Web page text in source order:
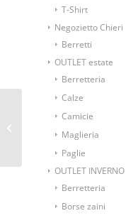
T-Shirt
Negozietto Chieri
Berretti
OUTLET estate
Berretteria
Calze
Camicie
Maglieria
Paglie
OUTLET INVERNO
Berretteria
Borse zaini
Papillon annodato